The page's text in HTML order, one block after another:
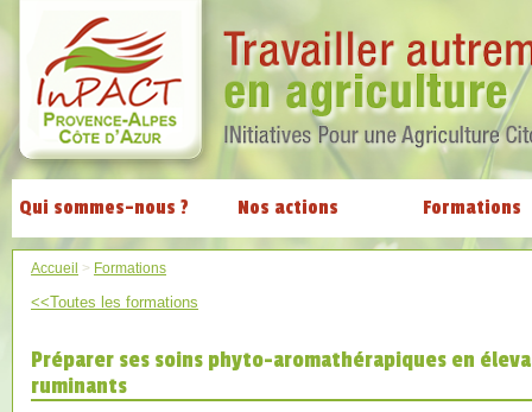
Qui sommes-nous ? Nos actions Formations
Accueil > Formations
<<Toutes les formations
Préparer ses soins phyto-aromathérapiques en
ruminants